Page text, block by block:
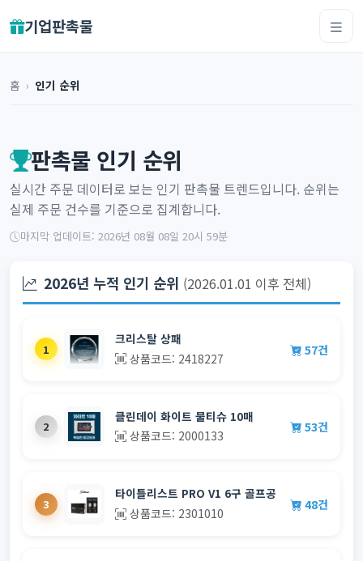
기업판촉물
홈 › 인기 순위
판촉물 인기 순위
실시간 주문 데이터로 보는 인기 판촉물 트렌드입니다. 순위는
실제 주문 건수를 기준으로 집계합니다.
마지막 업데이트: 2026년 08월 08일 20시 59분
2026년 누적 인기 순위 (2026.01.01 이후 전체)
1
크리스탈 상패
상품코드: 2418227
57건
2
클린데이 화이트 물티슈 10매
상품코드: 2000133
53건
3
타이틀리스트 PRO V1 6구 골프공
상품코드: 2301010
48건